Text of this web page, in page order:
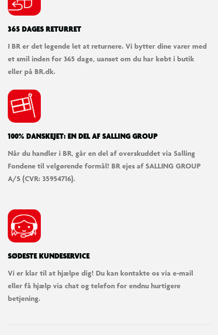
365 DAGES RETURRET
I BR er det legende let at returnere. Vi bytter dine varer med
et smil inden for 365 dage, uanset om du har købt i butik
eller på BR.dk.
100% DANSKEJET: EN DEL AF SALLING GROUP
Når du handler i BR, går en del af overskuddet via Salling
Fondene til velgørende formål! BR ejes af SALLING GROUP
A/S (CVR: 35954716).
SØDESTE KUNDESERVICE
Vi er klar til at hjælpe dig! Du kan kontakte os via e-mail
eller få hjælp via chat og telefon for endnu hurtigere
betjening.